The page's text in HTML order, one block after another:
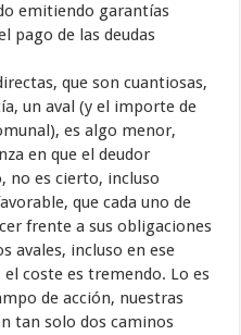
emitiendo garantías
pago de las deudas
que son cuantiosas,
un aval (y el importe de
es algo menor,
en que el deudor
no es cierto, incluso
que cada uno de
frente a sus obligaciones
avales, incluso en ese
coste es tremendo. Lo es
de acción, nuestras
tan solo dos caminos